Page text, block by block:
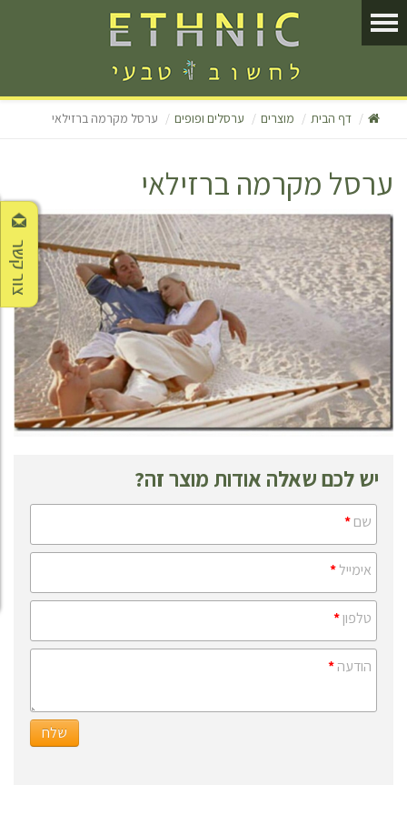
דף הבית מוצרים ערסלים ופופים ערסל מקרמה ברזילאי
ערסל מקרמה ברזילאי
יש לכם שאלה אודות מוצר זה?
שם*
אימייל*
טלפון*
הודעה*
שלח
צור קשר